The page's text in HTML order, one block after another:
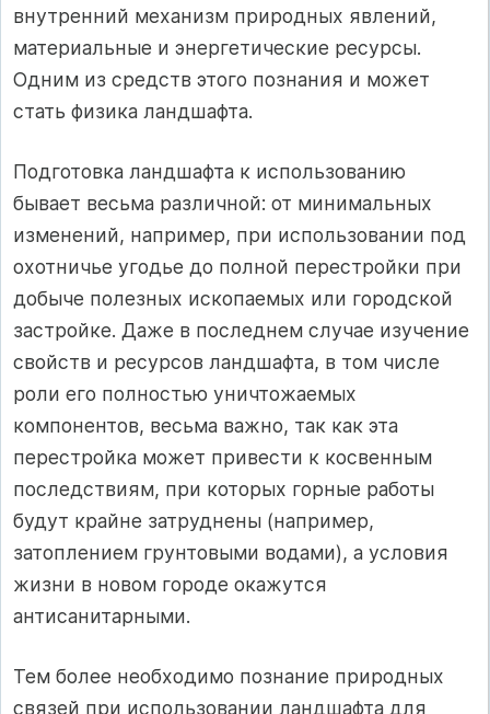
внутренний механизм природных явлений,
материальные и энергетические ресурсы.
Одним из средств этого познания и может
стать физика ландшафта.
Подготовка ландшафта к использованию
бывает весьма различной: от минимальных
изменений, например, при использовании под
охотничье угодье до полной перестройки при
добыче полезных ископаемых или городской
застройке. Даже в последнем случае изучение
свойств и ресурсов ландшафта, в том числе
роли его полностью уничтожаемых
компонентов, весьма важно, так как эта
перестройка может привести к косвенным
последствиям, при которых горные работы
будут крайне затруднены (например,
затоплением грунтовыми водами), а условия
жизни в новом городе окажутся
антисанитарными.
Тем более необходимо познание природных
связей при использовании ландшафта для